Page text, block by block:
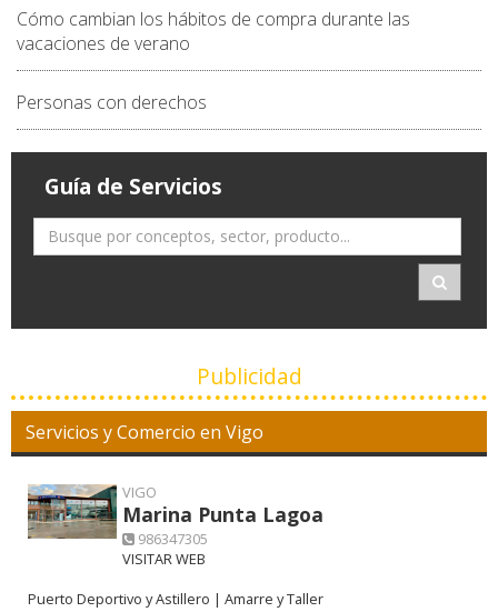
Cómo cambian los hábitos de compra durante las
vacaciones de verano
Personas con derechos
Guía de Servicios
Publicidad
Servicios y Comercio en Vigo
VIGO
Marina Punta Lagoa
986347305
VISITAR WEB
Puerto Deportivo y Astillero | Amarre y Taller